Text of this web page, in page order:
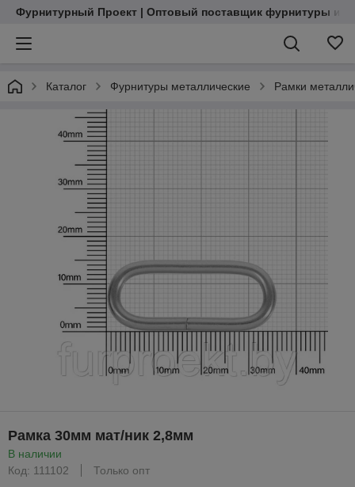
Фурнитурный Проект | Оптовый поставщик фурнитуры и
Каталог Фурнитуры металлические Рамки
Рамка 30мм мат/ник 2,8мм
В наличии
Код: 111102
Только опт